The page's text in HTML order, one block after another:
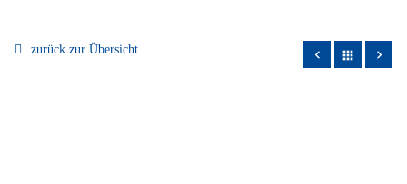
zurück zur Übersicht apps